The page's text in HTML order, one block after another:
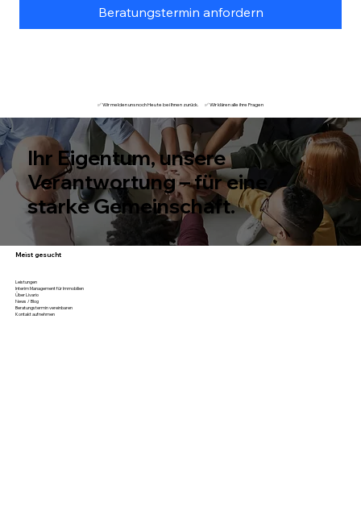
Beratungstermin anfordern
✅Wir melden uns noch Heute bei Ihnen zurück. ✅Wir klären alle ihre Fragen
Ihr Eigentum, unsere
Verantwortung – für eine
starke Gemeinschaft.
Meist gesucht
Leistungen
Interim Management für Immobilien
Über Livario
News / Blog
Beratungstermin vereinbaren
Kontakt aufnehmen